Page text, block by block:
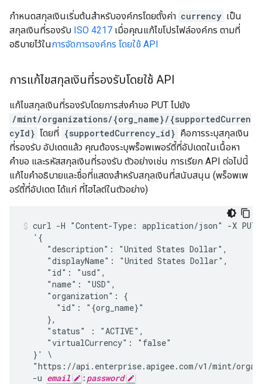
กำหนดสกุลเงินเริ่มต้นสำหรับองค์กรโดยตั้งค่า currency เป็น
สกุลเงินที่รองรับ ISO 4217 เมื่อคุณแก้ไขโปรไฟล์องค์กร ตามที่
อธิบายไว้ในการจัดการองค์กร โดยใช้ API
การแก้ไขสกุลเงินที่รองรับโดยใช้ API
แก้ไขสกุลเงินที่รองรับโดยการส่งคำขอ PUT ไปยัง
/mint/organizations/{org_name}/{supportedCurren
cyId} โดยที่ {supportedCurrency_id} คือการระบุสกุลเงิน
ที่รองรับ อัปเดตแล้ว คุณต้องระบุพร็อพเพอร์ตี้ที่อัปเดตในเนื้อหา
คำขอ และรหัสสกุลเงินที่รองรับ ตัวอย่างเช่น การเรียก API ต่อไปนี้
แก้ไขคำอธิบายและชื่อที่แสดงสำหรับสกุลเงินที่สนับสนุน (พร็อพเพ
อร์ตี้ที่อัปเดต ได้แก่ ที่ไฮไลต์ในตัวอย่าง)
curl -H "Content-Type: application/json" -X
  '{
     "description": "United States Dollar",
     "displayName": "United States Dollar",
     "id": "usd",
     "name": "USD",
     "organization": {
       "id": "{org_name}"
     },
     "status" : "ACTIVE",
     "virtualCurrency": "false"
  }' \
"https://api.enterprise.apigee.com/v1/mint/
  -u
email : password